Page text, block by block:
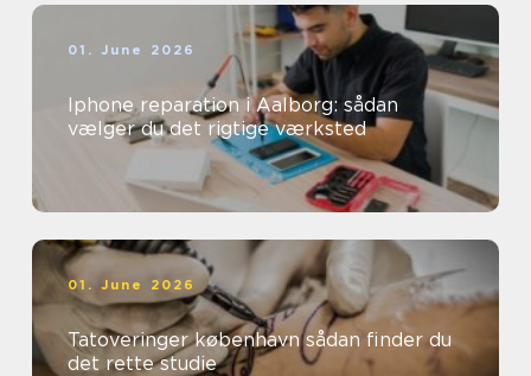
01. June 2026
Iphone reparation i Aalborg: sådan
vælger du det rigtige værksted
01. June 2026
Tatoveringer københavn sådan finder du
det rette studie